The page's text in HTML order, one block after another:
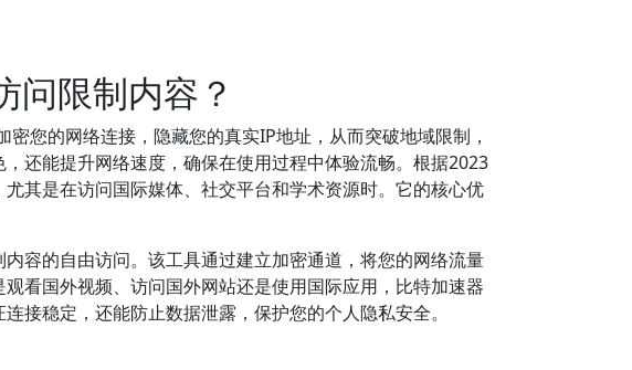
问限制内容？
密您的网络连接，隐藏您的真实IP地址，从而突破地域限制，
还能提升网络速度，确保在使用过程中体验流畅。根据2023
其是在访问国际媒体、社交平台和学术资源时。它的核心优
容的自由访问。该工具通过建立加密通道，将您的网络流量
看国外视频、访问国外网站还是使用国际应用，比特加速器
接稳定，还能防止数据泄露，保护您的个人隐私安全。